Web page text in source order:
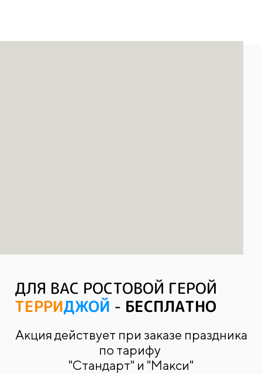
ДЛЯ ВАС РОСТОВОЙ ГЕРОЙ
ТЕРРИДЖОЙ - БЕСПЛАТНО
Акция действует при заказе праздника
по тарифу
"Стандарт" и "Макси"